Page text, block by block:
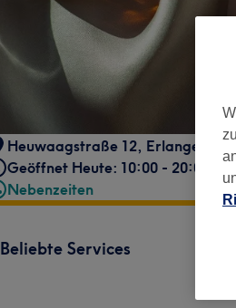
Heuwaagstraße 12, Erlangen
Geöffnet Heute: 10:00 - 20:00
Nebenzeiten
Beliebte Services